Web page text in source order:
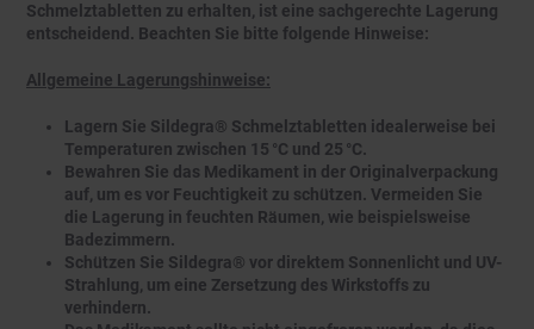
Schmelztabletten zu erhalten, ist eine sachgerechte Lagerung
entscheidend. Beachten Sie bitte folgende Hinweise:
Allgemeine Lagerungshinweise:
Lagern Sie Sildegra® Schmelztabletten idealerweise bei
Temperaturen zwischen 15 °C und 25 °C.
Bewahren Sie das Medikament in der Originalverpackung
auf, um es vor Feuchtigkeit zu schützen. Vermeiden Sie
die Lagerung in feuchten Räumen, wie beispielsweise
Badezimmern.
Schützen Sie Sildegra® vor direktem Sonnenlicht und UV-
Strahlung, um eine Zersetzung des Wirkstoffs zu
verhindern.